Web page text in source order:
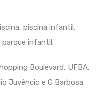
piscina infantil,
parque infantil.
Boulevard, UFBA,
Juvêncio e G Barbosa